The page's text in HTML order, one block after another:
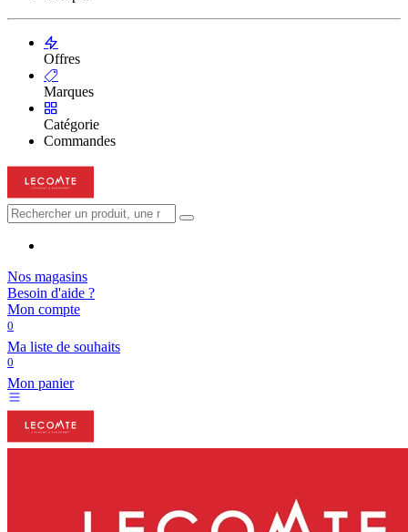
Offres
Marques
Catégorie
Commandes
Nos magasins
Besoin d'aide ?
Mon compte
0
Ma liste de souhaits
0
Mon panier